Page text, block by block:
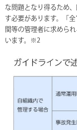
な問題となり得るため
す必要があります。「
関等の管理者に求めら
います。※2